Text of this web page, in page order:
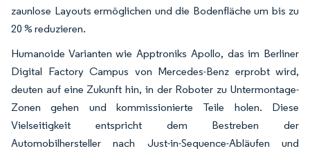
zaunlose Layouts ermöglichen und die Bodenfläche um bis zu
20 % reduzieren.
Humanoide Varianten wie Apptroniks Apollo, das im Berliner
Digital Factory Campus von Mercedes-Benz erprobt wird,
deuten auf eine Zukunft hin, in der Roboter zu Untermontage-
Zonen gehen und kommissionierte Teile holen. Diese
Vielseitigkeit entspricht dem Bestreben der
Automobilhersteller nach Just-in-Sequence-Abläufen und